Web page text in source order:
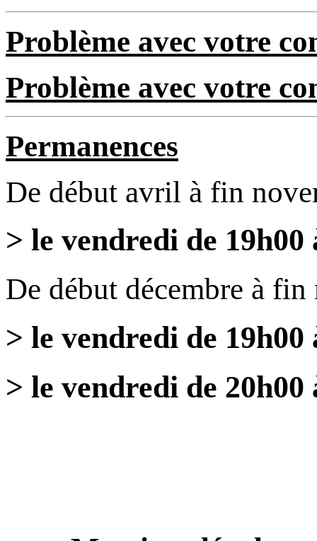
Problème avec votre
Problème avec votre
Permanences
De début avril à fin
> le vendredi de 19h00
De début décembre à fin
> le vendredi de
> le vendredi de